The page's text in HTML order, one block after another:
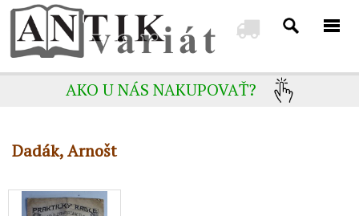
AKO U NÁS NAKUPOVAŤ?
Dadák, Arnošt